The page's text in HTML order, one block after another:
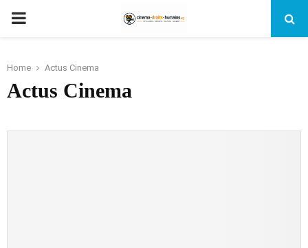
PRIMARY
Home Actus Cinema
Actus Cinema